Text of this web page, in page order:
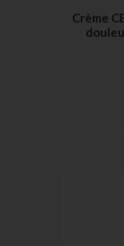
Crème